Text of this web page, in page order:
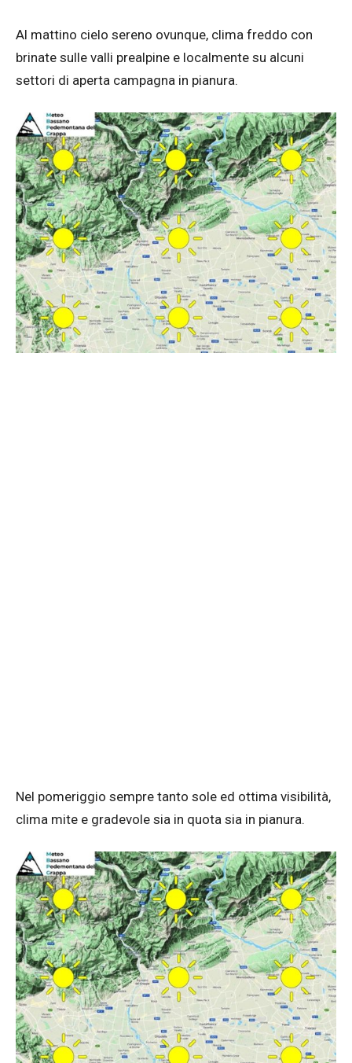
Al mattino cielo sereno ovunque, clima freddo con
brinate sulle valli prealpine e localmente su alcuni
settori di aperta campagna in pianura.
Nel pomeriggio sempre tanto sole ed ottima visibilità,
clima mite e gradevole sia in quota sia in pianura.